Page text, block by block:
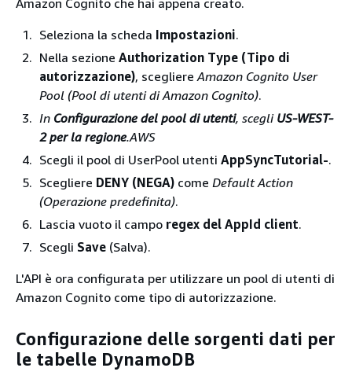
Amazon Cognito che hai appena creato.
Seleziona la scheda Impostazioni.
Nella sezione Authorization Type (Tipo di
autorizzazione), scegliereAmazon Cognito User
Pool (Pool di utenti di Amazon Cognito).
In Configurazione del pool di utenti, scegli US-WEST-
2 per la regione.AWS
Scegli il pool di UserPool utenti AppSyncTutorial-.
Scegliere DENY (NEGA) come Default Action
(Operazione predefinita).
Lascia vuoto il campo regex del AppId client.
Scegli Save (Salva).
L'API è ora configurata per utilizzare un pool di utenti di
Amazon Cognito come tipo di autorizzazione.
Configurazione delle sorgenti dati per
le tabelle DynamoDB